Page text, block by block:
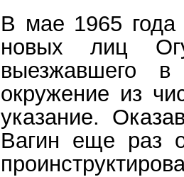
В мае 1965 года
новых лиц
выезжавшего
окружение из
указание.
Вагин еще раз